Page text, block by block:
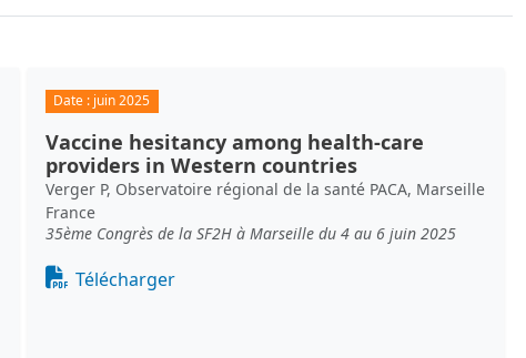
Date : juin 2025
Vaccine hesitancy among health-care
providers in Western countries
Verger P, Observatoire régional de la santé PACA, Marseille
France
35ème Congrès de la SF2H à Marseille du 4 au 6 juin 2025
Document
Télécharger